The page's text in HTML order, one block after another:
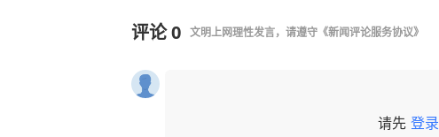
评论0 文明上网理性发言，请遵守 《新闻评论服务协议》
请先 登录